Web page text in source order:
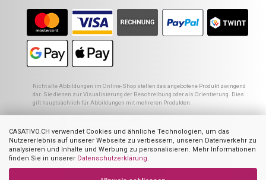
CASATIVO.CH verwendet Cookies und ähnliche Technologien, um das
Nutzererlebnis auf unserer Webseite zu verbessern, unseren Datenverkehr zu
analysieren und Inhalte und Werbung zu personalisieren. Mehr Informationen
finden Sie in unserer Datenschutzerklärung.
Nicht alle Abbildungen im Online-Shop stellen das angebotene Produkt zwingend
dar. Sie dienen zur Visualisierung der Beschreibung oder als Orientierung. Dies
gilt hauptsächlich für Abbildungen mit mehreren Produkten.
Ehemaliger Preis von Casativo
3 Summe der Einzelpreise
4 UVP des Herstellers